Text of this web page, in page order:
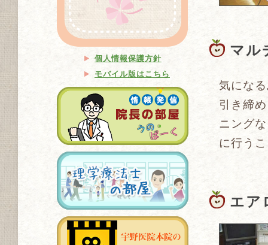
個人情報保護方針
モバイル版はこちら
マル
気にな
引き締
ニング
に行う
エア